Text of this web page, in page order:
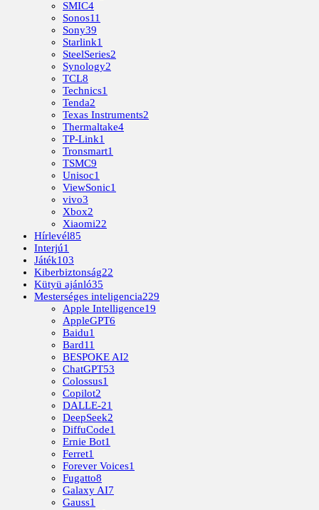
SMIC4
Sonos11
Sony39
Starlink1
SteelSeries2
Synology2
TCL8
Technics1
Tenda2
Texas Instruments2
Thermaltake4
TP-Link1
Tronsmart1
TSMC9
Unisoc1
ViewSonic1
vivo3
Xbox2
Xiaomi22
Hírlevél85
Interjú1
Játék103
Kiberbiztonság22
Kütyü ajánló35
Mesterséges inteligencia229
Apple Intelligence19
AppleGPT6
Baidu1
Bard11
BESPOKE AI2
ChatGPT53
Colossus1
Copilot2
DALLE-21
DeepSeek2
DiffuCode1
Ernie Bot1
Ferret1
Forever Voices1
Fugatto8
Galaxy AI7
Gauss1